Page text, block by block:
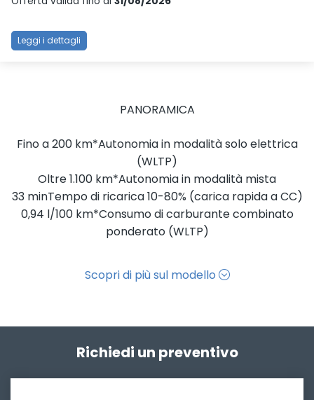
Leggi i dettagli
PANORAMICA
Fino a 200 km*Autonomia in modalità solo elettrica
(WLTP)
Oltre 1.100 km*Autonomia in modalità mista
33 minTempo di ricarica 10-80% (carica rapida a CC)
0,94 l/100 km*Consumo di carburante combinato
ponderato (WLTP)
Scopri di più sul modello
Richiedi un preventivo